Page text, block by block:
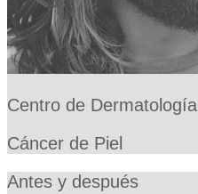
Centro de Dermatología
Cáncer de Piel
Antes y después